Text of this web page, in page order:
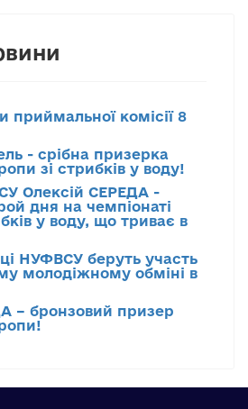
приймальної комісії 8
- срібна призерка
зі стрибків у воду!
Олексій СЕРЕДА -
дня на чемпіонаті
у воду, що триває в
НУФВСУ беруть участь
молодіжному обміні в
– бронзовий призер